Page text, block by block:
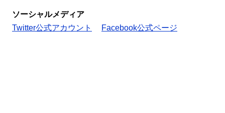
ソーシャルメディア
Twitter公式アカウント
Facebook公式ページ